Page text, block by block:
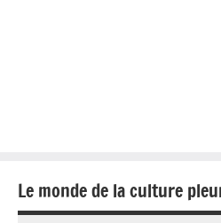
Le monde de la culture